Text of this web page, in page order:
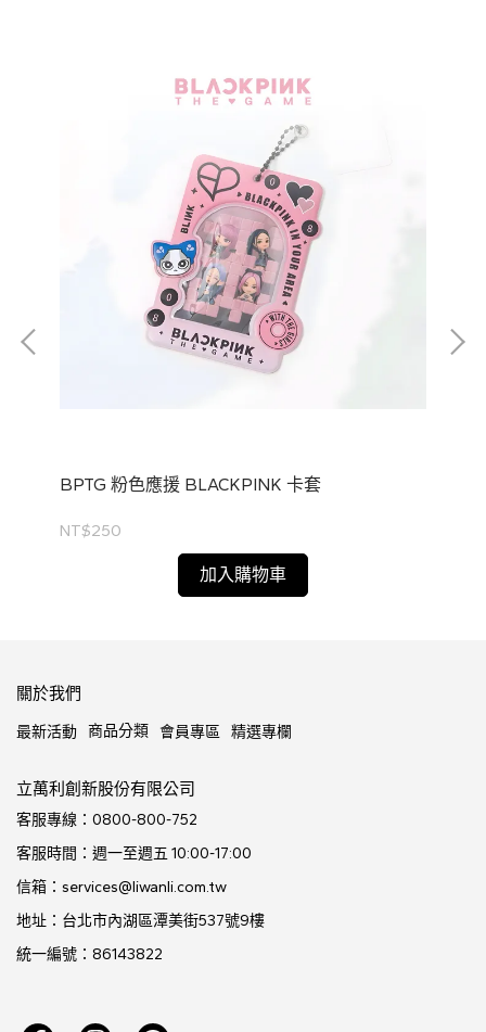
BPTG 粉色應援 BLACKPINK 卡套
NT$250
加入購物車
關於我們
最新活動 商品分類 會員專區 精選專欄
立萬利創新股份有限公司
客服專線：0800-800-752
客服時間：週一至週五 10:00-17:00
信箱：services@liwanli.com.tw
地址：台北市內湖區潭美街537號9樓
統一編號：86143822